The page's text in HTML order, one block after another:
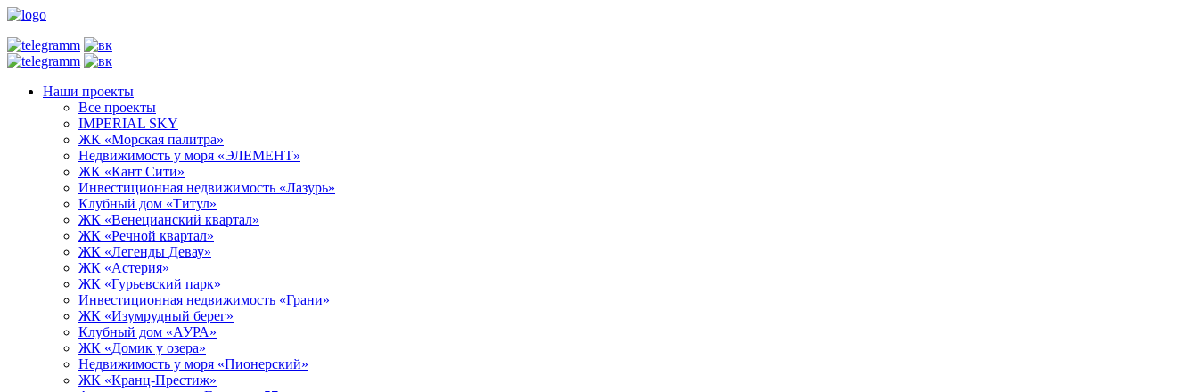
Наши проекты
Все проекты
IMPERIAL SKY
ЖК «Морская палитра»
Недвижимость у моря «ЭЛЕМЕНТ»
ЖК «Кант Сити»
Инвестиционная недвижимость «Лазурь»
Клубный дом «Титул»
ЖК «Венецианский квартал»
ЖК «Речной квартал»
ЖК «Легенды Девау»
ЖК «Астерия»
ЖК «Гурьевский парк»
Инвестиционная недвижимость «Грани»
ЖК «Изумрудный берег»
Клубный дом «АУРА»
ЖК «Домик у озера»
Недвижимость у моря «Пионерский»
ЖК «Кранц-Престиж»